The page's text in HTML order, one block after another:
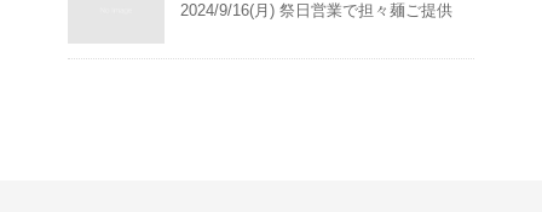
2024/9/16(月) 祭日営業で担々麺ご提供